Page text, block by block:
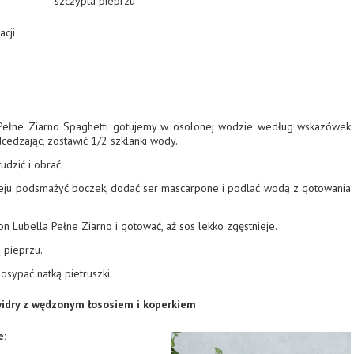
Ziarno Spaghetti gotujemy w osolonej wodzie według wskazówek
zostawić 1/2 szklanki wody.
i obrać.
podsmażyć boczek, dodać ser mascarpone i podlać wodą z gotowania
Lubella Pełne Ziarno i gotować, aż sos lekko zgęstnieje.
pieprzu.
natką pietruszki.
z wędzonym łososiem i koperkiem